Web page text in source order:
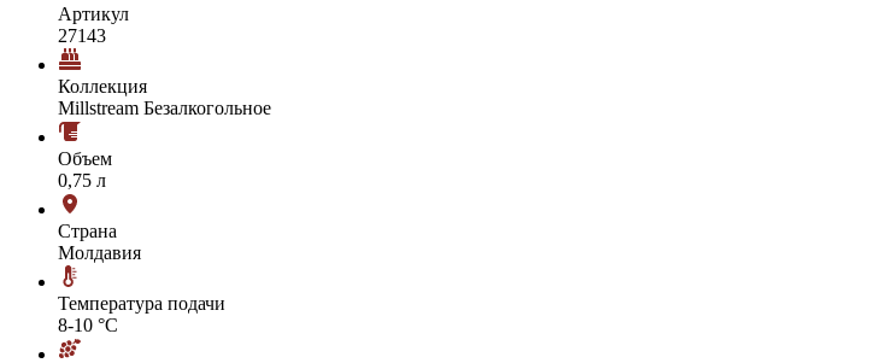
Артикул
27143
Коллекция
Millstream Безалкогольное
Объем
0,75 л
Страна
Молдавия
Температура подачи
8-10 °С